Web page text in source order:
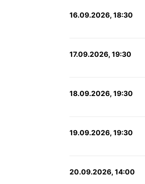
16.09.2026, 18:30
17.09.2026, 19:30
18.09.2026, 19:30
19.09.2026, 19:30
20.09.2026, 14:00